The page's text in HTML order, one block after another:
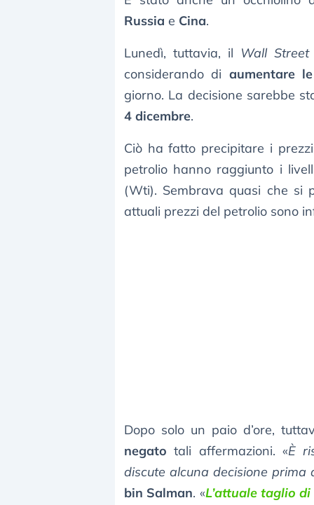
Russia e Cina.
Lunedì, tuttavia, il Wall Street
considerando di aumentare
giorno. La decisione sarebbe
4 dicembre.
Ciò ha fatto precipitare i
petrolio hanno raggiunto i
(Wti). Sembrava quasi che si
attuali prezzi del petrolio sono
Dopo solo un paio d’ore,
negato tali affermazioni. «È
discute alcuna decisione prima
bin Salman. «L’attuale taglio